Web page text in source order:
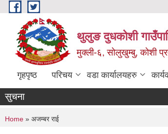
Skip to main content
थुलुङ दुधकोशी
मुक्ली-६, सोलुखुम्बु, कोशी
गृहपृष्ठ परिचय वडा कार्यालयहरु
सुचना
You are here
Home » अजम्बर राई